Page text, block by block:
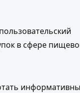
в сфере